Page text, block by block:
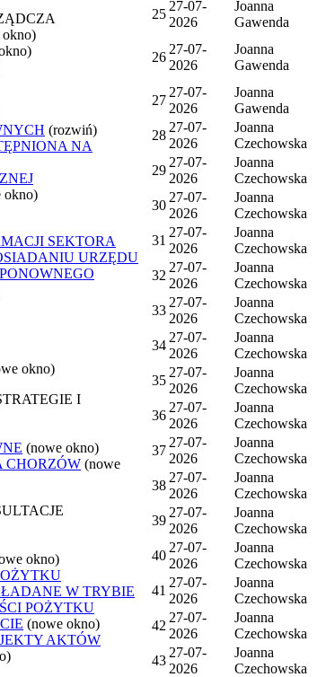
(rozwiń)
NA
okno)
SEKTORA
URZĘDU
okno)
I
(nowe okno)
CHORZÓW (nowe
okno)
W TRYBIE
POŻYTKU
(nowe okno)
AKTÓW
25
27-07-
2026
Joanna
Gawenda
26
27-07-
2026
Joanna
Gawenda
27
27-07-
2026
Joanna
Gawenda
28
27-07-
2026
Joanna
Czechowska
29
27-07-
2026
Joanna
Czechowska
30
27-07-
2026
Joanna
Czechowska
31
27-07-
2026
Joanna
Czechowska
32
27-07-
2026
Joanna
Czechowska
33
27-07-
2026
Joanna
Czechowska
34
27-07-
2026
Joanna
Czechowska
35
27-07-
2026
Joanna
Czechowska
36
27-07-
2026
Joanna
Czechowska
37
27-07-
2026
Joanna
Czechowska
38
27-07-
2026
Joanna
Czechowska
39
27-07-
2026
Joanna
Czechowska
40
27-07-
2026
Joanna
Czechowska
41
27-07-
2026
Joanna
Czechowska
42
27-07-
2026
Joanna
Czechowska
43
27-07-
2026
Joanna
Czechowska